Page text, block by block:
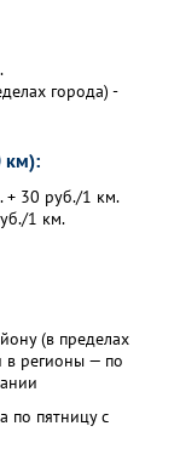
города) -
км):
+ 30 руб./1 км.
1 км.
(в пределах
в регионы — по
по пятницу с